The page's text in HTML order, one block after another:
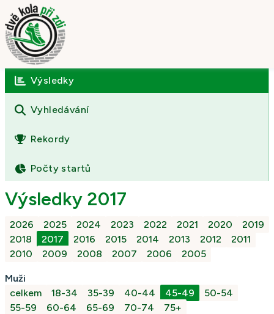
Úvod
O závodě
Výsledky
Fotogalerie
Kontakt
Výsledky
Vyhledávání
Rekordy
Počty startů
Výsledky 2017
2026 2025 2024 2023 2022 2021 2020
2019
2018
2017 2016 2015 2014 2013 2012
2011
2010
2009 2008 2007 2006 2005
Muži
celkem
18-34 35-39 40-44 45-49
50-54
55-59
60-64 65-69 70-74
75+